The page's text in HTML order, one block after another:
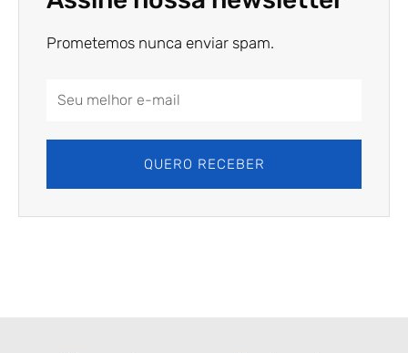
Prometemos nunca enviar spam.
Email
QUERO RECEBER